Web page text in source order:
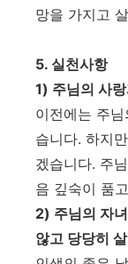
망을 가지고
5. 실천사항
1) 주님의 사
이전에는 주
습니다. 하지
겠습니다. 주
음 깊숙이 품
2) 주님의 자
않고 당당히